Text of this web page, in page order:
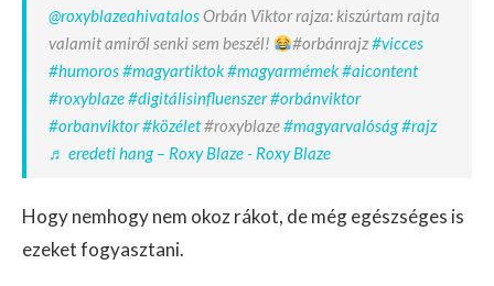
@roxyblazeahivatalosOrbán Viktor rajza: kiszúrtam rajta
valamit amiről senki sem beszél!
#orbánrajz#vicces
#humoros#magyartiktok#magyarmémek#aicontent
#roxyblaze#digitálisinfluenszer#orbánviktor
#orbanviktor#közélet#roxyblaze#magyarvalóság#rajz
♬ eredeti hang – Roxy Blaze - Roxy Blaze
Hogy nemhogy nem okoz rákot, de még egészséges is
ezeket fogyasztani.